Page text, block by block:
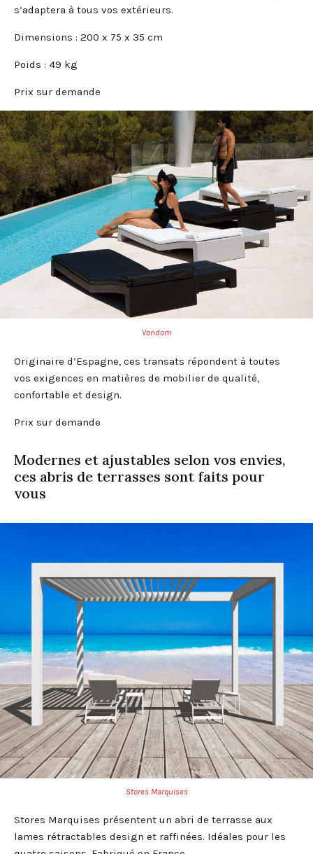
s’adaptera à tous vos extérieurs.
Dimensions : 200 x 75 x 35 cm
Poids : 49 kg
Prix sur demande
Vondom
Originaire d’Espagne, ces transats répondent à toutes
vos exigences en matières de mobilier de qualité,
confortable et design.
Prix sur demande
Modernes et ajustables selon vos envies,
ces abris de terrasses sont faits pour
vous
Stores Marquises
Stores Marquises présentent un abri de terrasse aux
lames rétractables design et raffinées. Idéales pour les